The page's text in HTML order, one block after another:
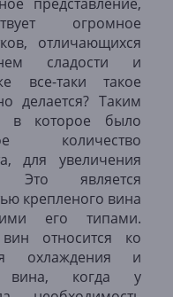
огромное
отличающихся
сладости и
все-таки такое
делается? Таким
в которое было
количество
для увеличения
Это является
крепленого вина
его типами.
относится ко
охлаждения и
вина, когда у